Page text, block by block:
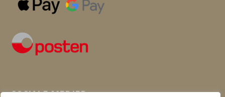
SOSIALE MEDIER